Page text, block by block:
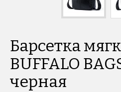
Барсетка
BUFFALO
черная